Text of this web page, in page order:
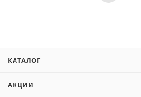
КАТАЛОГ
АКЦИИ